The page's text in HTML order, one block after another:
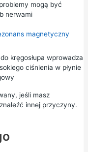
mogą być
nerwami
magnetyczny
kręgosłupa wprowadza
ciśnienia w płynie
jeśli masz
innej przyczyny.